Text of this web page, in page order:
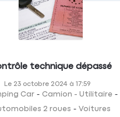
technique dépassé
Le 23 octobre 2024à 17:59
Car
Camion - Utilitaire
2 roues
Voitures